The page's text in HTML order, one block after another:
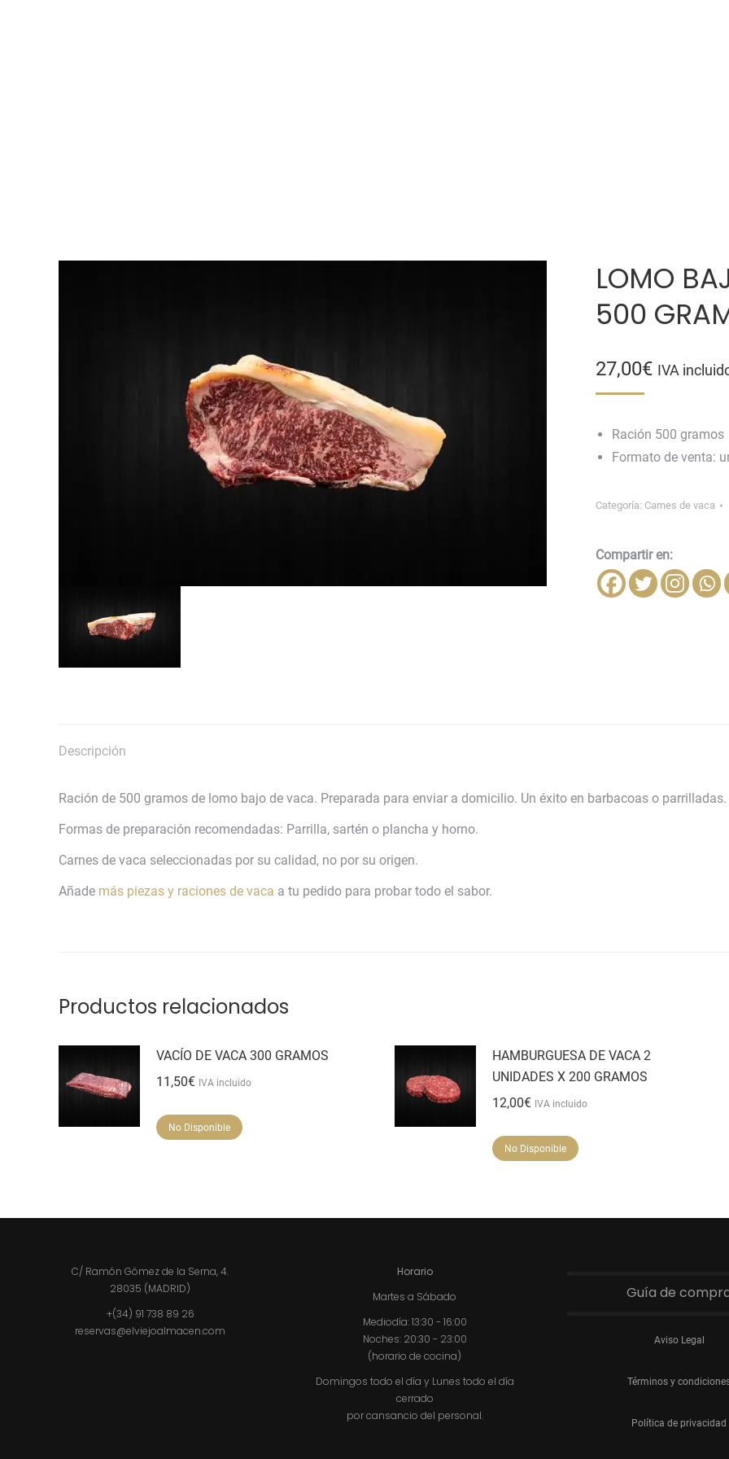
LOMO
500
27,00€ IVA
Ración 500 gramos
Formato de venta:
Categoría: Carnes de vaca
Compartir en:
Descripción
Ración de 500 gramos de lomo bajo de vaca. Preparada para enviar a domicilio. Un éxito en barbacoas o
Formas de preparación recomendadas: Parrilla, sartén o plancha y horno.
Carnes de vaca seleccionadas por su calidad, no por su origen.
Añade más piezas y raciones de vaca a tu pedido para probar todo el sabor.
Productos relacionados
VACÍO DE VACA 300 GRAMOS
11,50€ IVA incluido
No Disponible
HAMBURGUESA DE VACA 2
UNIDADES X 200 GRAMOS
12,00€ IVA incluido
No Disponible
C/ Ramón Gómez de la Serna, 4.
28035 (MADRID)
+(34) 91 738 89 26
reservas@elviejoalmacen.com
Horario
Martes a Sábado
Mediodía: 13:30 - 16:00
Noches: 20:30 - 23:00
(horario de cocina)
Domingos todo el día y Lunes todo el día
cerrado
por cansancio del personal.
Guía de
Aviso Legal
Términos y
Política de privacidad